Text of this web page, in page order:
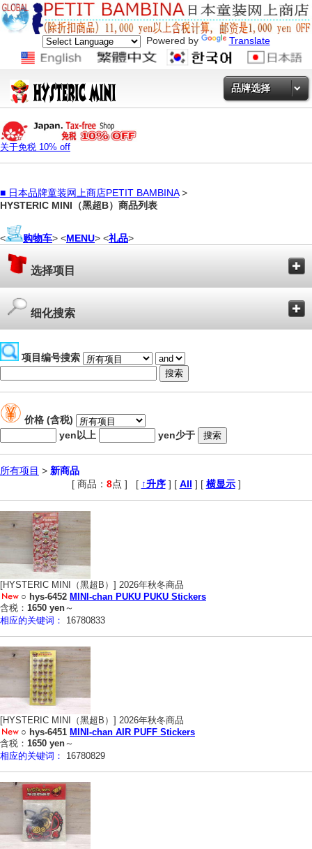
Powered by Translate
品牌选择
关于免税 10% off
■ 日本品牌童装网上商店PETIT BAMBINA>
HYSTERIC MINI（黑超B）商品列表
< 购物车> <MENU> <礼品>
选择项目
细化搜索
项目编号搜索
价格 (含税)
yen以上
yen少于
所有项目 > 新商品
[ 商品： 8点 ] [ ↑升序 ] [ All ] [ 横显示 ]
[HYSTERIC MINI（黑超B）] 2026年秋冬商品
○ hys-6452 MINI-chan PUKU PUKU Stickers
含税： 1650 yen～
相应的关键词：
16780833
[HYSTERIC MINI（黑超B）] 2026年秋冬商品
○ hys-6451 MINI-chan AIR PUFF Stickers
含税： 1650 yen～
相应的关键词：
16780829